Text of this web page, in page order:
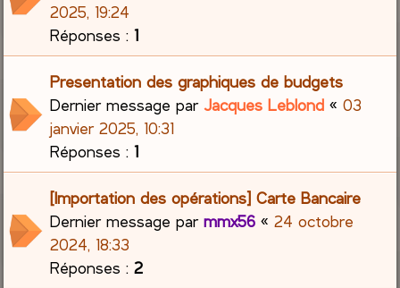
2025, 19:24
Réponses :1
Presentation des graphiques de budgets
Dernier message parJacques Leblond «03
janvier 2025, 10:31
Réponses :1
[Importation des opérations] Carte Bancaire
Dernier message parmmx56 «24 octobre
2024, 18:33
Réponses :2